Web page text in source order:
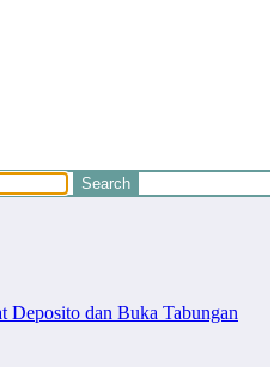
Deposito dan Buka Tabungan